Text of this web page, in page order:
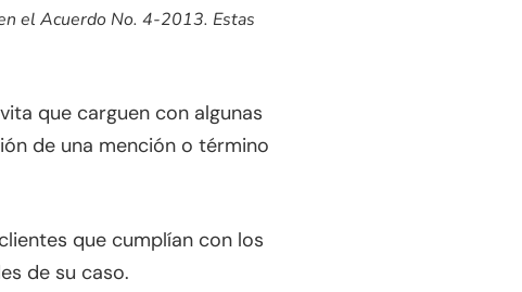
el Acuerdo No. 4-2013. Estas
que carguen con algunas
de una mención o término
que cumplían con los
de su caso.